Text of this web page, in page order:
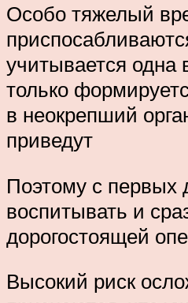
Особо тяжелый
учитывается одна
только
в неокрепший
приведут
Поэтому с первых
воспитывать и
дорогостоящей
Высокий риск